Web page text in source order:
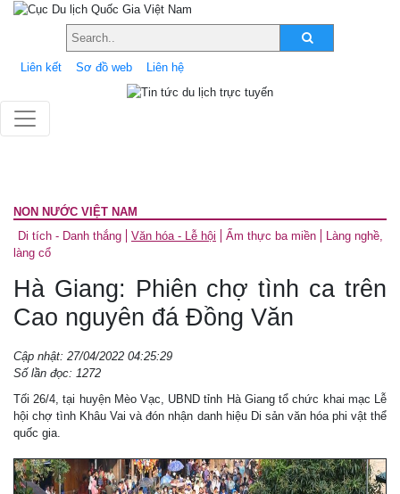
Liên kết Sơ đồ web Liên hệ
NON NƯỚC VIỆT NAM
Di tích - Danh thắng
Văn hóa - Lễ hội Ẩm thực ba miền
Làng nghề,
làng cổ
Hà Giang: Phiên chợ tình ca trên
Cao nguyên đá Đồng Văn
Cập nhật: 27/04/2022 04:25:29
Số lần đọc: 1272
Tối 26/4, tại huyện Mèo Vạc, UBND tỉnh Hà Giang tổ chức khai mạc Lễ
hội chợ tình Khâu Vai và đón nhận danh hiệu Di sản văn hóa phi vật thể
quốc gia.